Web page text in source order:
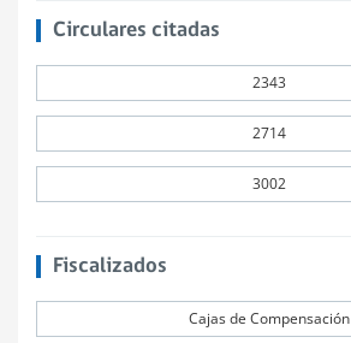
Circulares citadas
2343
2714
3002
Fiscalizados
Cajas de Compensación